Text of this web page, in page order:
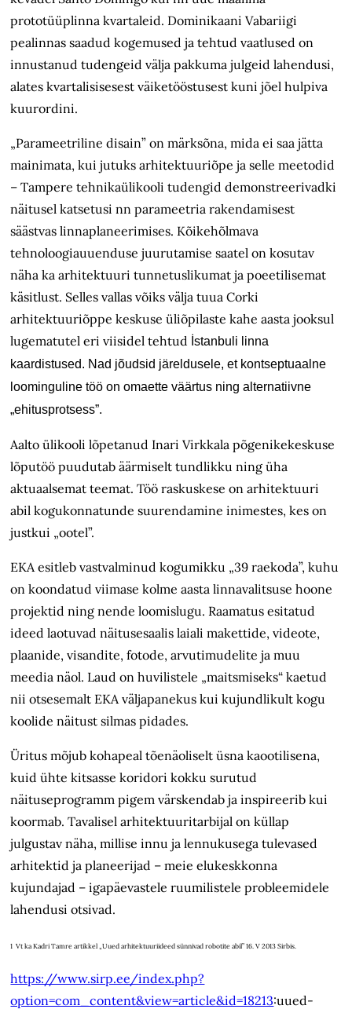
prototüüplinna kvartaleid. Dominikaani Vabariigi
pealinnas saadud kogemused ja tehtud vaatlused on
innustanud tudengeid välja pakkuma julgeid lahendusi,
alates kvartalisisesest väiketööstusest kuni jõel hulpiva
kuurordini.
„Parameetriline disain” on märksõna, mida ei saa jätta
mainimata, kui jutuks arhitektuuriõpe ja selle meetodid
– Tampere tehnikaülikooli tudengid demonstreerivadki
näitusel katsetusi nn parameetria rakendamisest
säästvas linnaplaneerimises. Kõikehõlmava
tehnoloogiauuenduse juurutamise saatel on kosutav
näha ka arhitektuuri tunnetuslikumat ja poeetilisemat
käsitlust. Selles vallas võiks välja tuua Corki
arhitektuuriõppe keskuse üli­õpilaste kahe aasta jooksul
lugematutel eri viisidel tehtud İstanbuli linna
kaardistused. Nad jõudsid järeldusele, et kontseptuaalne
loominguline töö on omaette väärtus ning alternatiiv­ne
„ehitusprotsess”.
Aalto ülikooli lõpetanud Inari Virkkala põgenikekeskuse
lõputöö puudutab äärmiselt tundlikku ning üha
aktuaalsemat teemat. Töö raskuskese on arhitektuuri
abil kogukonnatunde suurendamine inimestes, kes on
justkui „ootel”.
EKA esitleb vastvalminud kogumikku „39 raekoda”, kuhu
on koondatud viimase kolme aasta linnavalitsuse hoone
projektid ning nende loomislugu. Raamatus esitatud
ideed laotuvad näitusesaalis laiali makettide, videote,
plaanide, visandite, fotode, arvutimudelite ja muu
meedia näol. Laud on huvilistele „maitsmiseks“ kaetud
nii otsesemalt EKA väljapanekus kui kujundlikult kogu
koolide näitust silmas pidades.
Üritus mõjub kohapeal tõenäoliselt üsna kaootilisena,
kuid ühte kitsasse koridori kokku surutud
näituseprogramm pigem värskendab ja inspireerib kui
koormab. Tavalisel arhitektuuritarbijal on küllap
julgustav näha, millise innu ja lennukusega tulevased
arhitektid ja planeerijad – meie elukeskkonna
kujundajad – igapäevastele ruumilistele probleemidele
lahendusi otsivad.
1 Vt ka Kadri Tamre artikkel „Uued arhitektuuriideed sünnivad robotite abil” 16. V 2013 Sirbis.
https://www.sirp.ee/index.php?
option=com_content&view=article&id=18213:uued-